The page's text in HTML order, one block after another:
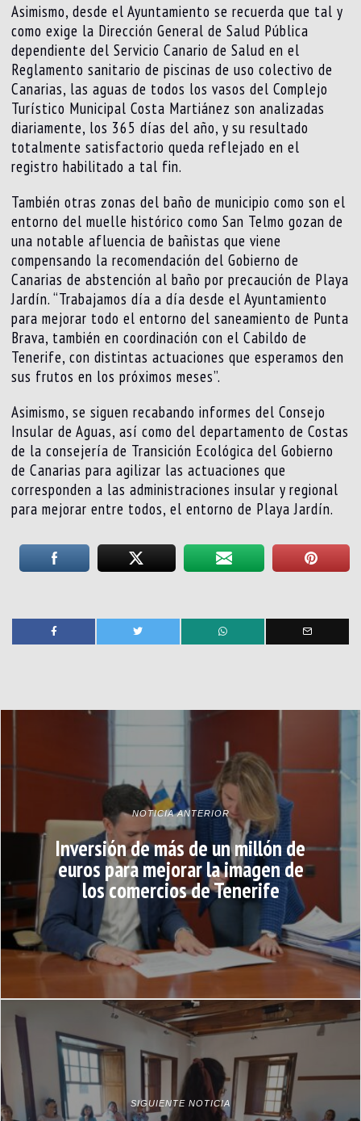
Asimismo, desde el Ayuntamiento se recuerda que tal y
como exige la Dirección General de Salud Pública
dependiente del Servicio Canario de Salud en el
Reglamento sanitario de piscinas de uso colectivo de
Canarias, las aguas de todos los vasos del Complejo
Turístico Municipal Costa Martiánez son analizadas
diariamente, los 365 días del año, y su resultado
totalmente satisfactorio queda reflejado en el
registro habilitado a tal fin.
También otras zonas del baño de municipio como son el
entorno del muelle histórico como San Telmo gozan de
una notable afluencia de bañistas que viene
compensando la recomendación del Gobierno de
Canarias de abstención al baño por precaución de Playa
Jardín. “Trabajamos día a día desde el Ayuntamiento
para mejorar todo el entorno del saneamiento de Punta
Brava, también en coordinación con el Cabildo de
Tenerife, con distintas actuaciones que esperamos den
sus frutos en los próximos meses”.
Asimismo, se siguen recabando informes del Consejo
Insular de Aguas, así como del departamento de Costas
de la consejería de Transición Ecológica del Gobierno
de Canarias para agilizar las actuaciones que
corresponden a las administraciones insular y regional
para mejorar entre todos, el entorno de Playa Jardín.
NOTICIA ANTERIOR
Inversión de más de un millón de
euros para mejorar la imagen de
los comercios de Tenerife
SIGUIENTE NOTICIA